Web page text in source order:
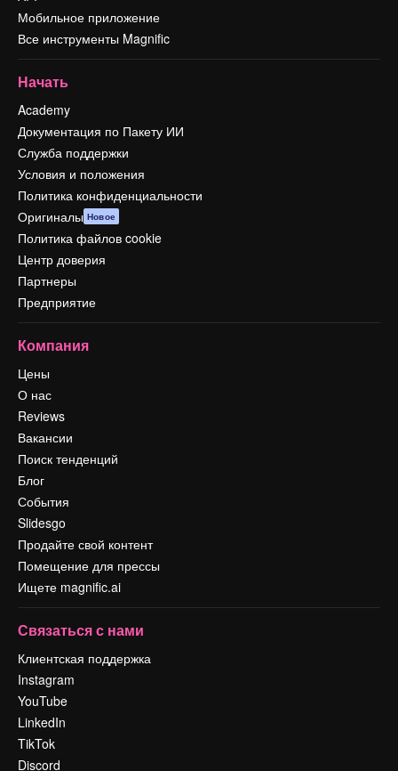
Мобильное приложение
Все инструменты Magnific
Начать
Academy
Документация по Пакету ИИ
Служба поддержки
Условия и положения
Политика конфиденциальности
Оригиналы Новое
Политика файлов cookie
Центр доверия
Партнеры
Предприятие
Компания
Цены
О нас
Reviews
Вакансии
Поиск тенденций
Блог
События
Slidesgo
Продайте свой контент
Помещение для прессы
Ищете magnific.ai
Связаться с нами
Клиентская поддержка
Instagram
YouTube
LinkedIn
TikTok
Discord